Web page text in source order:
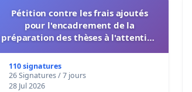
Pétition contre les frais ajoutés
pour l'encadrement de la
préparation des thèses à l'attention
décisionnelles de l'UIASS
110 signatures
26 Signatures / 7 jours
28 Jul 2026